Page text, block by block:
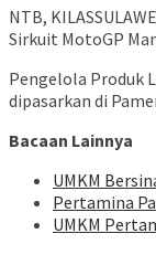
NTB,
Sirkuit MotoGP
Pengelola Produk
dipasarkan di
Bacaan Lainnya
UMKM
Pertamina
UMKM